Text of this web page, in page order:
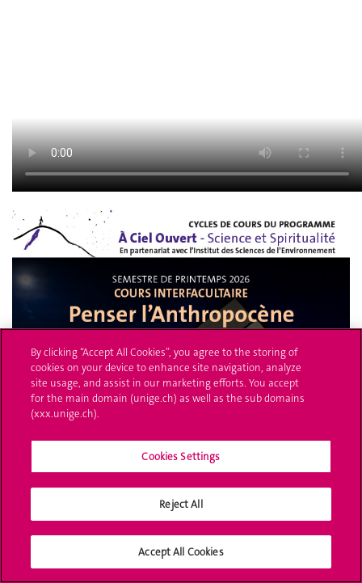
By clicking “Accept All Cookies”, you agree to the storing of
cookies on your device to enhance site navigation, analyze
site usage, and assist in our marketing efforts. You accept
for the main domain (unige.ch) as well as the sub domains
(xxx.unige.ch).
Cookies Settings
Reject All
Accept All Cookies